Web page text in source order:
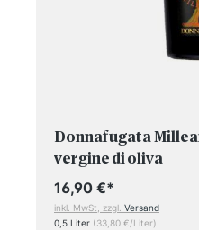
Donnafugata
vergine di oliva
16,90 €*
inkl. MwSt, zzgl. Versand
0,5 Liter (33,80 €/Liter)